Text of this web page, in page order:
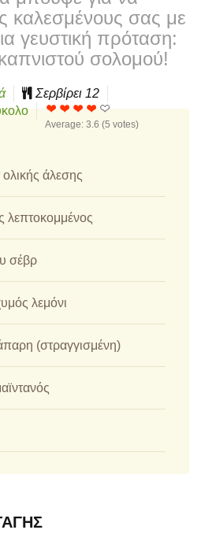
καλεσμένους σας με
γευστική πρόταση:
σολομού!
Σερβίρει 12
Average: 3.6 (5 votes)
ολικής άλεσης
λεπτοκομμένος
σέβρ
λεμόνι
(στραγγισμένη)